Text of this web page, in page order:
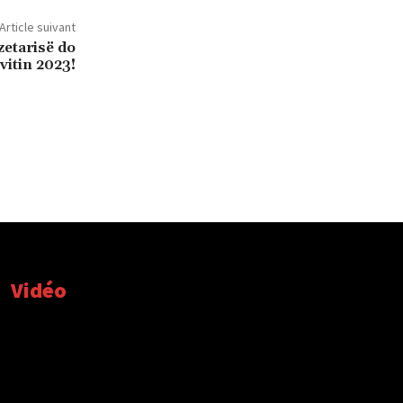
Article suivant
do
2023!
Vidéo